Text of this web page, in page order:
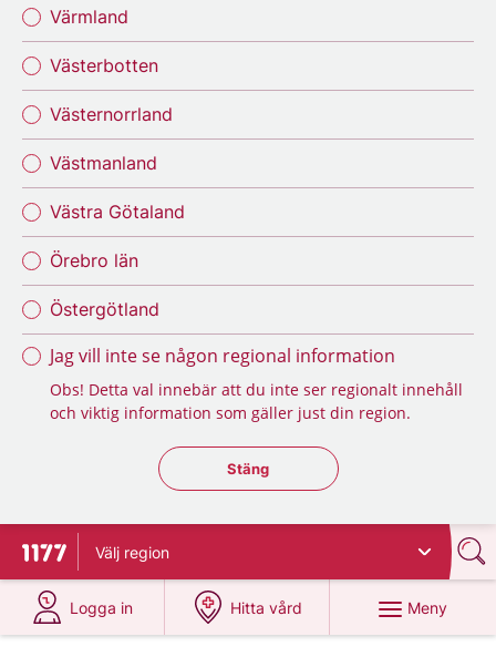
Värmland
Västerbotten
Västernorrland
Västmanland
Västra Götaland
Örebro län
Östergötland
Jag vill inte se någon regional information
Obs! Detta val innebär att du inte ser regionalt innehåll
och viktig information som gäller just din region.
Stäng regionsväljaren
Stäng
Till startsidan för 1177
Välj region
Logga in
på 1177.se
Hitta vård
på 1177.se
Meny